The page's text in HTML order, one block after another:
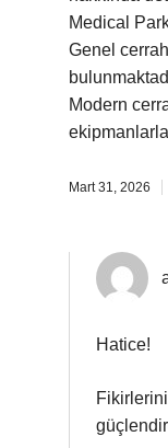
Medical
Genel
Modern
Mart 31, 2026
Hatice!